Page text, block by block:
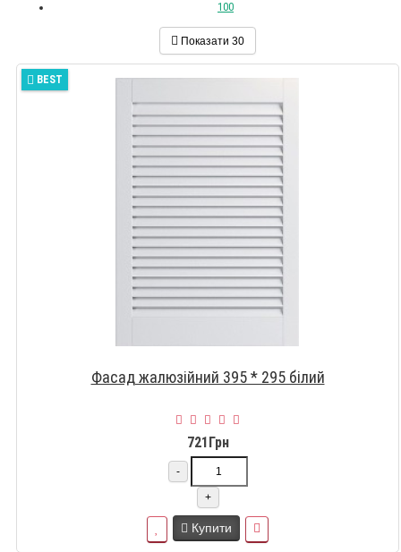
100
Показати 30
BEST
Фасад жалюзійний 395 * 295 білий
721Грн
-
+
Купити